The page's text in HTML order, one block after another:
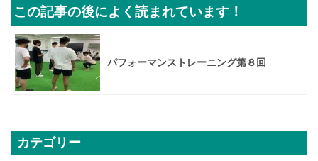
この記事の後によく読まれています！
パフォーマンストレーニング第８回
カテゴリー